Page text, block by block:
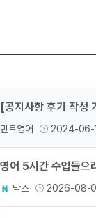
[공지사항 후기 작성
민트영어 2024-06-
막스 2026-08-